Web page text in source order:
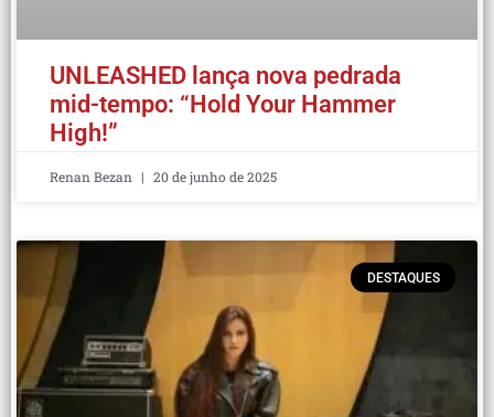
UNLEASHED lança nova pedrada
mid-tempo: “Hold Your Hammer
High!”
Renan Bezan 20 de junho de 2025
DESTAQUES